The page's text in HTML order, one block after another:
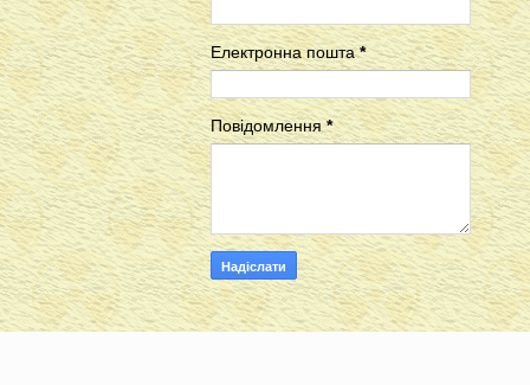
Електронна пошта*
Повідомлення*